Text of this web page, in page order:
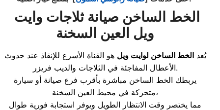
الخط الساخن صيانة ثلاجات وايت
ويل العين السخنة
يُعدالخط الساخن لوايت ويل هو القناة الأسرع للإنقاذ عند حدوث
الأعطال المفاجئة في الثلاجات والديب فريزر.
يربطك الخط الساخن مباشرة بأقرب فرع صيانة أو سيارة
متحركة في محيط العين السخنة،
مما يختصر وقت الانتظار الطويل ويوفر استجابة فورية طوال